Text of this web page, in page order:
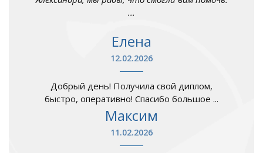
...
Елена
12.02.2026
Добрый день! Получила свой диплом,
быстро, оперативно! Спасибо большое ...
Максим
11.02.2026